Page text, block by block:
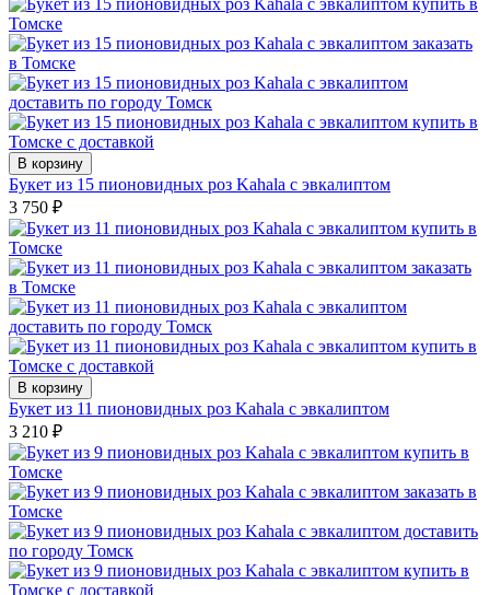
В корзину
Букет из 15 пионовидных роз Kahala с эвкалиптом
3 750 ₽
В корзину
Букет из 11 пионовидных роз Kahala с эвкалиптом
3 210 ₽